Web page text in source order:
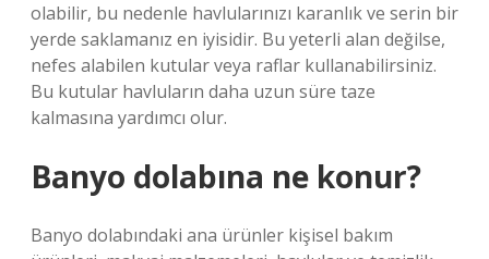
olabilir, bu nedenle havlularınızı karanlık ve serin bir
yerde saklamanız en iyisidir. Bu yeterli alan değilse,
nefes alabilen kutular veya raflar kullanabilirsiniz.
Bu kutular havluların daha uzun süre taze
kalmasına yardımcı olur.
Banyo dolabına ne konur?
Banyo dolabındaki ana ürünler kişisel bakım